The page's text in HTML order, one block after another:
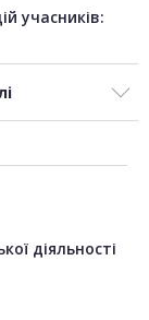
учасників:
діяльності